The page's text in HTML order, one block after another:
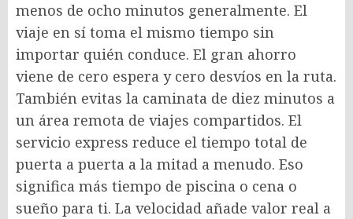
menos de ocho minutos generalmente. El
viaje en sí toma el mismo tiempo sin
importar quién conduce. El gran ahorro
viene de cero espera y cero desvíos en la ruta.
También evitas la caminata de diez minutos a
un área remota de viajes compartidos. El
servicio express reduce el tiempo total de
puerta a puerta a la mitad a menudo. Eso
significa más tiempo de piscina o cena o
sueño para ti. La velocidad añade valor real a